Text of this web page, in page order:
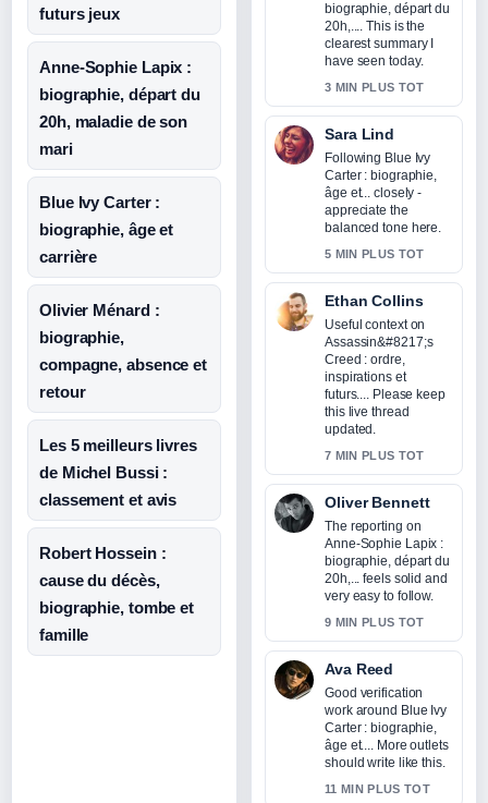
futurs jeux
Anne-Sophie Lapix :
biographie, départ du
20h, maladie de son
mari
Blue Ivy Carter :
biographie, âge et
carrière
Olivier Ménard :
biographie,
compagne, absence et
retour
Les 5 meilleurs livres
de Michel Bussi :
classement et avis
Robert Hossein :
cause du décès,
biographie, tombe et
famille
biographie, départ du
20h,.... This is the
clearest summary I
have seen today.
3 MIN PLUS TOT
Sara Lind
Following Blue Ivy
Carter : biographie,
âge et... closely -
appreciate the
balanced tone here.
5 MIN PLUS TOT
Ethan Collins
Useful context on
Assassin&#8217;s
Creed : ordre,
inspirations et
futurs.... Please keep
this live thread
updated.
7 MIN PLUS TOT
Oliver Bennett
The reporting on
Anne-Sophie Lapix :
biographie, départ du
20h,... feels solid and
very easy to follow.
9 MIN PLUS TOT
Ava Reed
Good verification
work around Blue Ivy
Carter : biographie,
âge et.... More outlets
should write like this.
11 MIN PLUS TOT